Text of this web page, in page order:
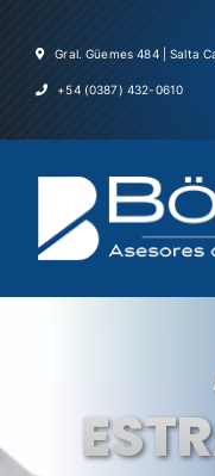
Skip
to
content
Gral. Güemes 484 | Salta
+54 (0387) 432-0610